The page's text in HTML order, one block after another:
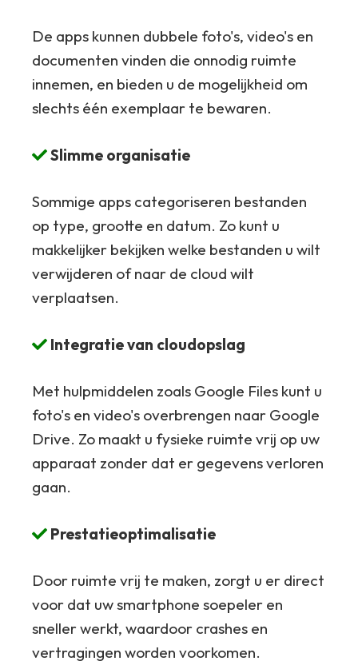
De apps kunnen dubbele foto's, video's en
documenten vinden die onnodig ruimte
innemen, en bieden u de mogelijkheid om
slechts één exemplaar te bewaren.
Slimme organisatie
Sommige apps categoriseren bestanden
op type, grootte en datum. Zo kunt u
makkelijker bekijken welke bestanden u wilt
verwijderen of naar de cloud wilt
verplaatsen.
Integratie van cloudopslag
Met hulpmiddelen zoals Google Files kunt u
foto's en video's overbrengen naar Google
Drive. Zo maakt u fysieke ruimte vrij op uw
apparaat zonder dat er gegevens verloren
gaan.
Prestatieoptimalisatie
Door ruimte vrij te maken, zorgt u er direct
voor dat uw smartphone soepeler en
sneller werkt, waardoor crashes en
vertragingen worden voorkomen.